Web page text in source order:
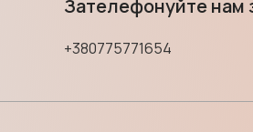
Зателефонуйте нам
+380775771654